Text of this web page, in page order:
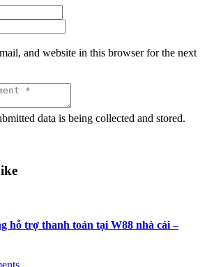
and website in this browser for the next
data is being collected and stored.
hỗ trợ thanh toán tại W88 nhà cái –